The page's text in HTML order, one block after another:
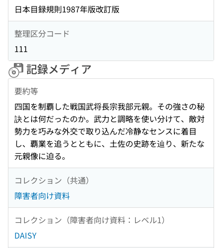
日本目録規則1987年版改訂版
整理区分コード
111
記録メディア
要約等
四国を制覇した戦国武将長宗我部元親。その強さの秘
訣とは何だったのか。武力と調略を使い分けて、敵対
勢力を巧みな外交で取り込んだ冷静なセンスに着目
し、覇業を追うとともに、土佐の史跡を辿り、新たな
元親像に迫る。
コレクション（共通）
障害者向け資料
コレクション（障害者向け資料：レベル1）
DAISY